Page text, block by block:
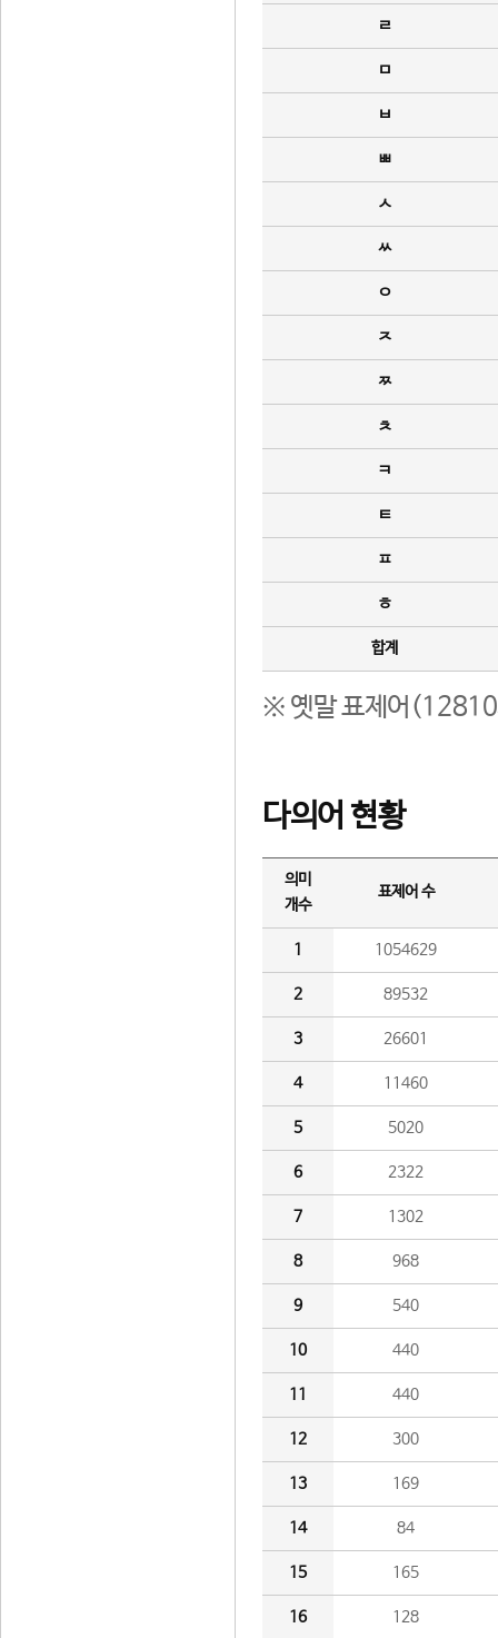
ㄹ
ㅁ
ㅂ
ㅃ
ㅅ
ㅆ
ㅇ
ㅈ
ㅉ
ㅊ
ㅋ
ㅌ
ㅍ
ㅎ
합계
※ 옛말 표제어(12810
다의어 현황
의미
개수
표제어 수
1 1054629
2 89532
3 26601
4 11460
5 5020
6 2322
7 1302
8 968
9 540
10 440
11 440
12 300
13 169
14 84
15 165
16 128